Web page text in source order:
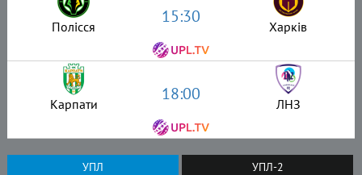
Полісся 15:30 Харків
Карпати 18:00 ЛНЗ
УПЛ УПЛ-2